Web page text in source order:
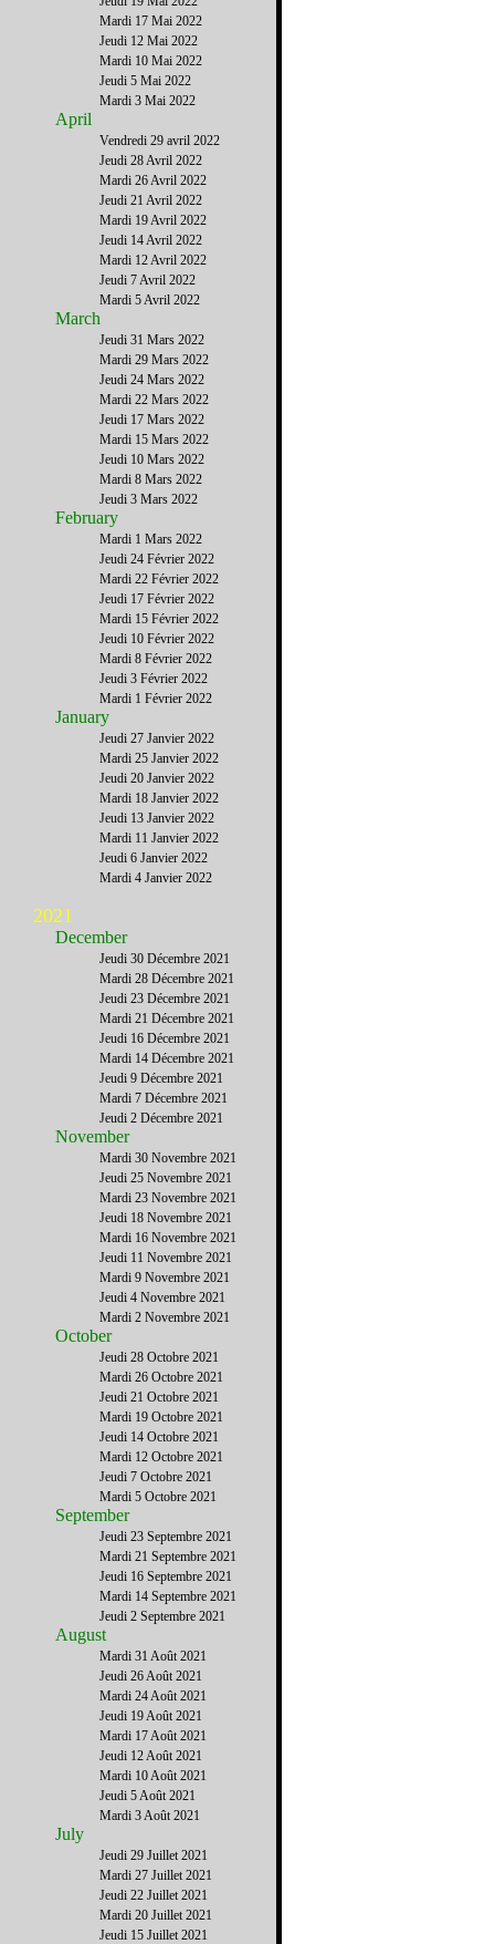
Mardi 17 Mai 2022
Jeudi 12 Mai 2022
Mardi 10 Mai 2022
Jeudi 5 Mai 2022
Mardi 3 Mai 2022
April
Vendredi 29 avril 2022
Jeudi 28 Avril 2022
Mardi 26 Avril 2022
Jeudi 21 Avril 2022
Mardi 19 Avril 2022
Jeudi 14 Avril 2022
Mardi 12 Avril 2022
Jeudi 7 Avril 2022
Mardi 5 Avril 2022
March
Jeudi 31 Mars 2022
Mardi 29 Mars 2022
Jeudi 24 Mars 2022
Mardi 22 Mars 2022
Jeudi 17 Mars 2022
Mardi 15 Mars 2022
Jeudi 10 Mars 2022
Mardi 8 Mars 2022
Jeudi 3 Mars 2022
February
Mardi 1 Mars 2022
Jeudi 24 Février 2022
Mardi 22 Février 2022
Jeudi 17 Février 2022
Mardi 15 Février 2022
Jeudi 10 Février 2022
Mardi 8 Février 2022
Jeudi 3 Février 2022
Mardi 1 Février 2022
January
Jeudi 27 Janvier 2022
Mardi 25 Janvier 2022
Jeudi 20 Janvier 2022
Mardi 18 Janvier 2022
Jeudi 13 Janvier 2022
Mardi 11 Janvier 2022
Jeudi 6 Janvier 2022
Mardi 4 Janvier 2022
2021
December
Jeudi 30 Décembre 2021
Mardi 28 Décembre 2021
Jeudi 23 Décembre 2021
Mardi 21 Décembre 2021
Jeudi 16 Décembre 2021
Mardi 14 Décembre 2021
Jeudi 9 Décembre 2021
Mardi 7 Décembre 2021
Jeudi 2 Décembre 2021
November
Mardi 30 Novembre 2021
Jeudi 25 Novembre 2021
Mardi 23 Novembre 2021
Jeudi 18 Novembre 2021
Mardi 16 Novembre 2021
Jeudi 11 Novembre 2021
Mardi 9 Novembre 2021
Jeudi 4 Novembre 2021
Mardi 2 Novembre 2021
October
Jeudi 28 Octobre 2021
Mardi 26 Octobre 2021
Jeudi 21 Octobre 2021
Mardi 19 Octobre 2021
Jeudi 14 Octobre 2021
Mardi 12 Octobre 2021
Jeudi 7 Octobre 2021
Mardi 5 Octobre 2021
September
Jeudi 23 Septembre 2021
Mardi 21 Septembre 2021
Jeudi 16 Septembre 2021
Mardi 14 Septembre 2021
Jeudi 2 Septembre 2021
August
Mardi 31 Août 2021
Jeudi 26 Août 2021
Mardi 24 Août 2021
Jeudi 19 Août 2021
Mardi 17 Août 2021
Jeudi 12 Août 2021
Mardi 10 Août 2021
Jeudi 5 Août 2021
Mardi 3 Août 2021
July
Jeudi 29 Juillet 2021
Mardi 27 Juillet 2021
Jeudi 22 Juillet 2021
Mardi 20 Juillet 2021
Jeudi 15 Juillet 2021